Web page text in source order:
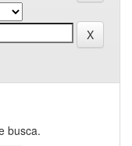
busca.